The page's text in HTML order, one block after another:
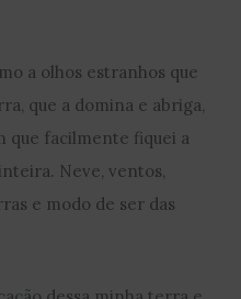
a olhos estranhos que
que a domina e abriga,
que facilmente fiquei a
Neve, ventos,
e modo de ser das